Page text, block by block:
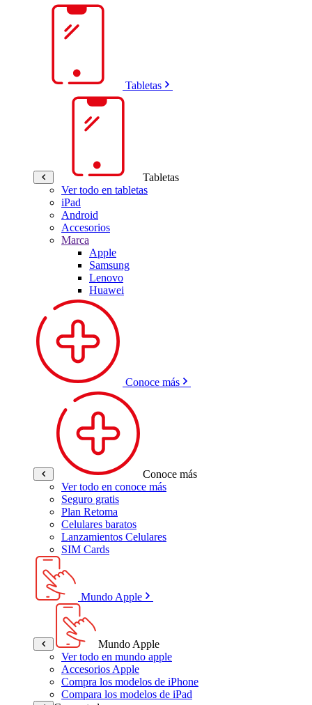
Tabletas
Tabletas
Ver todo en tabletas
iPad
Android
Accesorios
Marca
Apple
Samsung
Lenovo
Huawei
Conoce más
Conoce más
Ver todo en conoce más
Seguro gratis
Plan Retoma
Celulares baratos
Lanzamientos Celulares
SIM Cards
Mundo Apple
Mundo Apple
Ver todo en mundo apple
Accesorios Apple
Compra los modelos de iPhone
Compara los modelos de iPad